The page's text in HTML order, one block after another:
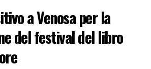
a Venosa per la
del festival del libro